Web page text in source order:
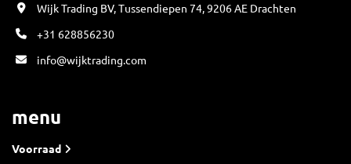
Wijk Trading BV, Tussendiepen 74, 9206 AE Drachten
+31 628856230
info@wijktrading.com
menu
Voorraad